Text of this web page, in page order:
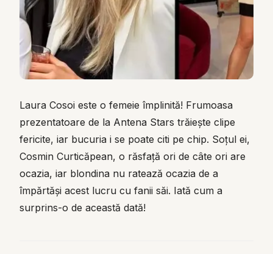
Laura Cosoi este o femeie împlinită! Frumoasa
prezentatoare de la Antena Stars trăiește clipe
fericite, iar bucuria i se poate citi pe chip. Soțul ei,
Cosmin Curticăpean, o răsfață ori de câte ori are
ocazia, iar blondina nu ratează ocazia de a
împărtăși acest lucru cu fanii săi. Iată cum a
surprins-o de această dată!